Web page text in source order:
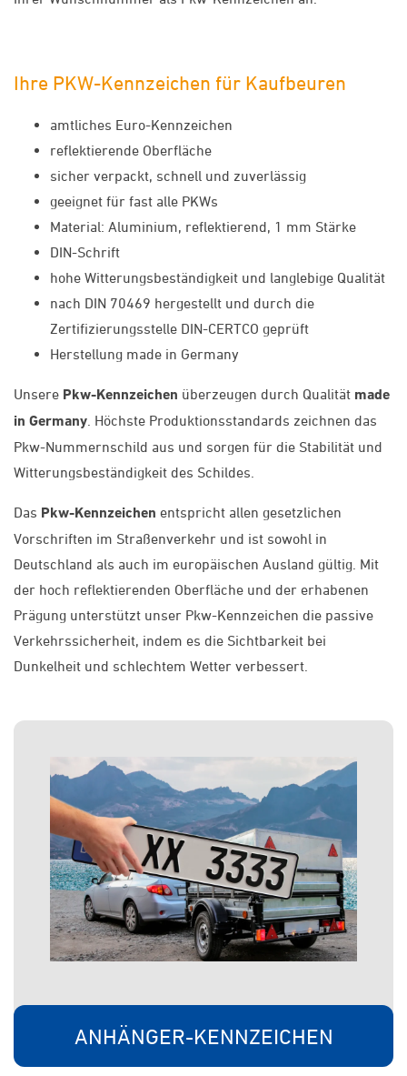
Ihre PKW-Kennzeichen für Kaufbeuren
amtliches Euro-Kennzeichen
reflektierende Oberfläche
sicher verpackt, schnell und zuverlässig
geeignet für fast alle PKWs
Material: Aluminium, reflektierend, 1 mm Stärke
DIN-Schrift
hohe Witterungsbeständigkeit und langlebige Qualität
nach DIN 70469 hergestellt und durch die
Zertifizierungsstelle DIN-CERTCO geprüft
Herstellung made in Germany
Unsere Pkw-Kennzeichen überzeugen durch Qualität made
in Germany . Höchste Produktionsstandards zeichnen das
Pkw-Nummernschild aus und sorgen für die Stabilität und
Witterungsbeständigkeit des Schildes.
Das Pkw-Kennzeichen entspricht allen gesetzlichen
Vorschriften im Straßenverkehr und ist sowohl in
Deutschland als auch im europäischen Ausland gültig. Mit
der hoch reflektierenden Oberfläche und der erhabenen
Prägung unterstützt unser Pkw-Kennzeichen die passive
Verkehrssicherheit, indem es die Sichtbarkeit bei
Dunkelheit und schlechtem Wetter verbessert.
ANHÄNGER-KENNZEICHEN